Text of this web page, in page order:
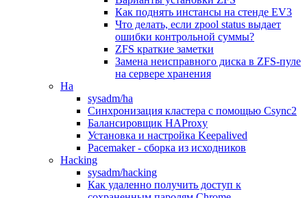
Как поднять инстансы на стенде EV3
Что делать, если zpool status выдает
ошибки контрольной суммы?
ZFS краткие заметки
Замена неисправного диска в ZFS-пуле
на сервере хранения
Ha
sysadm/ha
Синхронизация кластера с помощью Csync2
Балансировщик HAProxy
Установка и настройка Keepalived
Pacemaker - сборка из исходников
Hacking
sysadm/hacking
Как удаленно получить доступ к